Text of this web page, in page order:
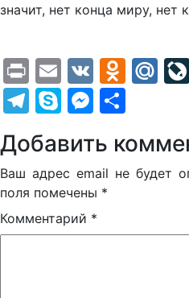
значит, нет конца миру, нет
PrintEmail
VK
Telegram
Skype
Добавить
Ваш адрес email не будет
поля помечены *
Комментарий *